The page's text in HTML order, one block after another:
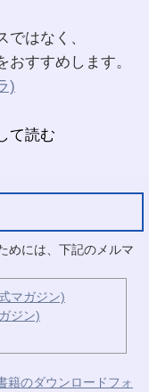
はなく、
すすめします。
)
めには、下記のメルマ
マガジン)
ジン)